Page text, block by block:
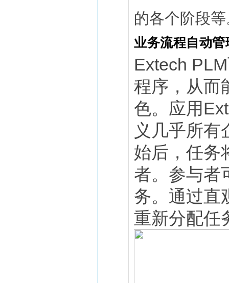
的各个阶段
业务流程自动管
Extech
程序，从而
色。应用
义几乎所
始后，任务
者。参与者
务。通过直
重新分配任